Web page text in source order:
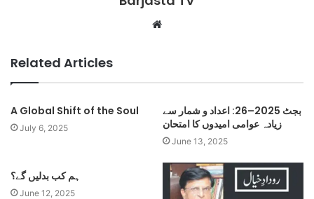
Website
Related Articles
A Global Shift of the Soul
July 6, 2025
بجٹ 2025–26: اعداد و شمار سے
زیادہ عوامی امیدوں کا امتحان
June 13, 2025
ہم کب بدلیں گے؟
June 12, 2025